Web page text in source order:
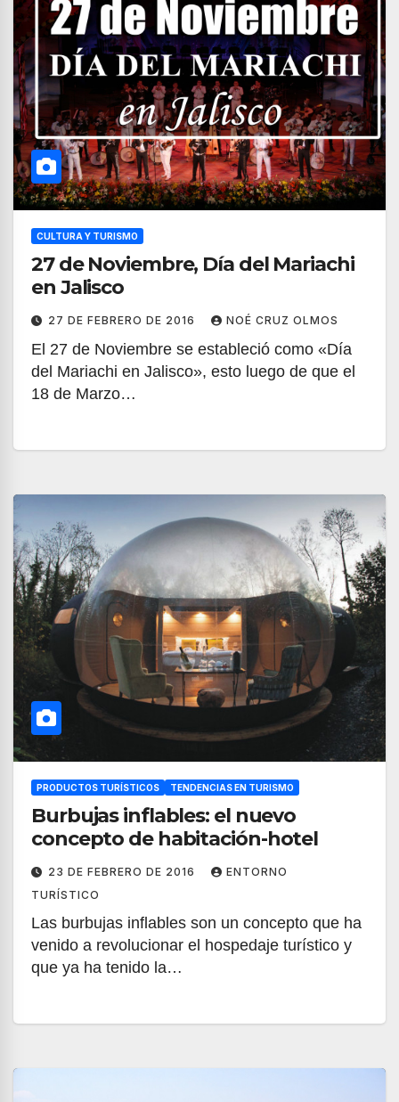
CULTURA Y TURISMO
27 de Noviembre, Día del Mariachi
en Jalisco
27 DE FEBRERO DE 2016 NOÉ CRUZ OLMOS
El 27 de Noviembre se estableció como «Día
del Mariachi en Jalisco», esto luego de que el
18 de Marzo…
PRODUCTOS TURÍSTICOS TENDENCIAS EN TURISMO
Burbujas inflables: el nuevo
concepto de habitación-hotel
23 DE FEBRERO DE 2016
ENTORNO
TURÍSTICO
Las burbujas inflables son un concepto que ha
venido a revolucionar el hospedaje turístico y
que ya ha tenido la…